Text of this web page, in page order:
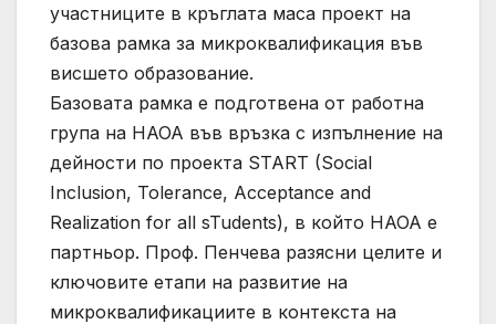
участниците в кръглата маса проект на
базова рамка за микроквалификация във
висшето образование.
Базовата рамка е подготвена от работна
група на НАОА във връзка с изпълнение на
дейности по проекта START (Social
Inclusion, Tolerance, Acceptance and
Realization for all sTudents), в който НАОА е
партньор. Проф. Пенчева разясни целите и
ключовите етапи на развитие на
микроквалификациите в контекста на